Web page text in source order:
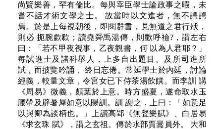
尚賢樂善，罕有倫比。每與宰臣學士論政事之暇，未
嘗不話才術文學之士。 故當時以文進者，無不諤諤
焉。於是上每視朝後，即閱群書，見無道之君行狀，
則必 扼腕歔欷；讀堯舜禹湯傳，則歡呼襝?，謂左右
曰：「若不甲夜視事，乙夜觀書，何 以為人君耶？」
每試進士及諸科舉人，上多自出題目。及所司進所
試，而披覽吟誦， 終日忘倦。常延學士於內廷，討論
經義，較量文章，令宮女已下侍茶湯飲饌。而李訓 講
《周易》微義，頗葉於上意。時方盛夏，遂命取水玉
腰帶及辟暑犀如意以賜訓。訓 謝之，上曰：「如意足
以與卿為談柄也。」上讀高郢《無聲樂賦》、白居易
《求玄珠 賦》，謂之玄祖。傳於水部賈暠員外。 大和